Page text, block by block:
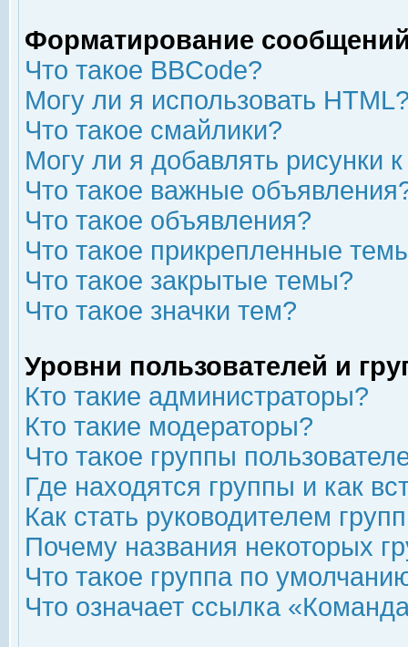
Форматирование
Что такое BBCode?
Могу ли я использовать
Что такое смайлики?
Могу ли я добавлять рисунки
Что такое важные
Что такое объявления?
Что такое прикрепленные
Что такое закрытые темы?
Что такое значки тем?
Уровни пользователей и
Кто такие администраторы?
Кто такие модераторы?
Что такое группы
Где находятся группы и как
Как стать руководителем
Почему названия некоторых
Что такое группа по
Что означает ссылка